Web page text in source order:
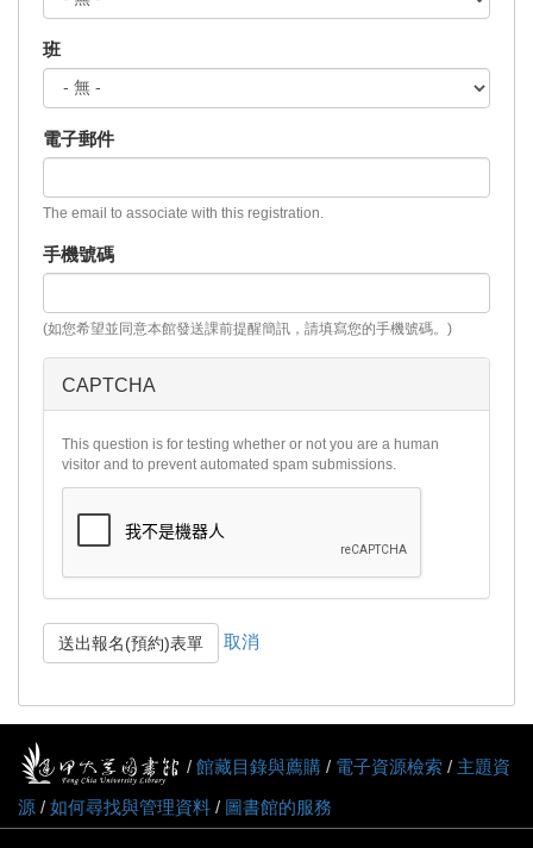
班
電子郵件
The email to associate with this registration.
手機號碼
(如您希望並同意本館發送課前提醒簡訊，請填寫您的手機號碼。)
CAPTCHA
This question is for testing whether or not you are a human
visitor and to prevent automated spam submissions.
送出報名(預約)表單 取消
/ 館藏目錄與薦購 / 電子資源檢索 / 主題資
源 / 如何尋找與管理資料 / 圖書館的服務